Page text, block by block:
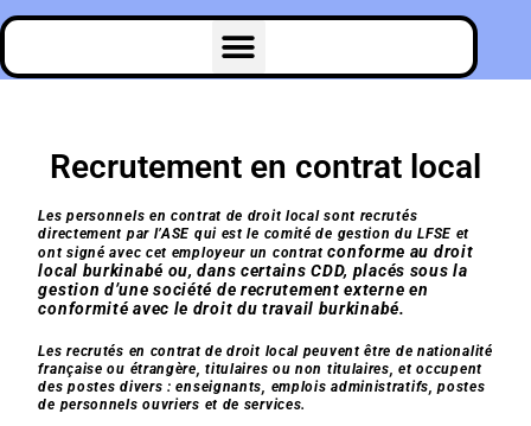
Recrutement en contrat local
Les personnels en contrat de droit local sont recrutés
directement par l’ASE qui est le comité de gestion du LFSE et
ont signé avec cet employeur un contratconforme au droit
local burkinabé ou, dans certains CDD, placés sous la
gestion d’une société de recrutement externe en
conformité avec le droit du travail burkinabé.
Les recrutés en contrat de droit local peuvent être de nationalité
française ou étrangère, titulaires ou non titulaires, et occupent
des postes divers : enseignants, emplois administratifs, postes
de personnels ouvriers et de services.